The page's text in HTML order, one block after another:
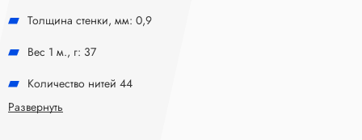
Толщина стенки, мм: 0,9
Вес 1 м., г: 37
Количество нитей 44
Развернуть